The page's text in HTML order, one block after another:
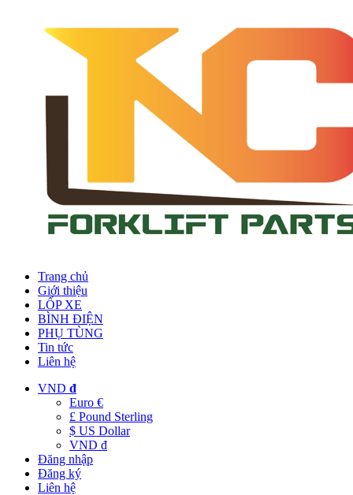
Trang chủ
Giới thiệu
LỐP XE
BÌNH ĐIỆN
PHỤ TÙNG
Tin tức
Liên hệ
VND đ
Euro €
£ Pound Sterling
$ US Dollar
VND đ
Đăng nhập
Đăng ký
Liên hệ